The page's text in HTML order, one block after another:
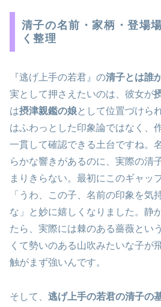
清子の名前・家柄・登場
く整理
『逃げ上手の若君』の清子とは誰
実として押さえたいのは、彼女が
は摂津親鑑の娘として位置づけら
はふわっとした印象論ではなく、
一貫して確認できる土台ですね。
らかな響きがあるのに、実際の清
まりきらない。最初にこのギャッ
「うわ、この子、名前の印象を気
な」と妙に嬉しくなりました。静
たら、実際には棘のある薔薇とい
くて勢いのある山吹みたいな子が
触がまず強いんです。
そして、 逃げ上手の若君の清子の